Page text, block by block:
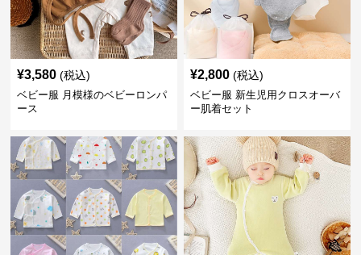
¥3,580 (税込)
ベビー服 月模様のベビーロンパ
ース
¥2,800 (税込)
ベビー服 新生児用クロスオーバ
ー肌着セット